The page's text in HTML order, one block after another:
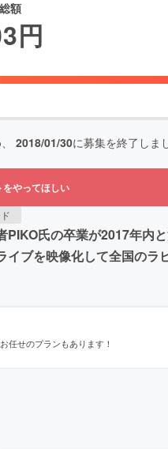
額
円
2018/01/30に募集を終了しま
をやってほしい
氏の卒業が2017年内
ブを映像化して全国のラ
任せのプランもあります！